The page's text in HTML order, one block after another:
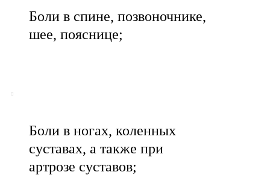
Боли в спине, позвоночнике,
шее, пояснице;
Боли в ногах, коленных
суставах, а также при
артрозе суставов;